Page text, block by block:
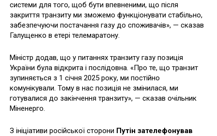
системи для того, щоб бути впевненими, що після
закриття транзиту ми зможемо функціонувати стабільно,
забезпечуючи постачання газу до споживачів», — сказав
Галущенко в етері телемаратону.
Міністр додав, що у питаннях транзиту газу позиція
України була відкрита і послідовна. «Про те, що транзит
зупиняється з 1 січня 2025 року, ми постійно
комунікували. Тому в нас позиція не змінилася, ми
готувалися до закінчення транзиту», — сказав очільник
Міненерго.
З ініціативи російської сторони Путін зателефонував